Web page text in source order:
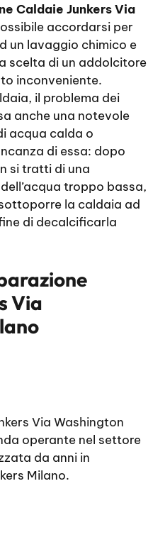
Caldaie Junkers Via
accordarsi per
un lavaggio chimico e
scelta di un addolcitore
inconveniente.
il problema dei
anche una notevole
acqua calda o
di essa: dopo
si tratti di una
troppo bassa,
la caldaia ad
di decalcificarla
Via
Via Washington
operante nel settore
da anni in
Milano.